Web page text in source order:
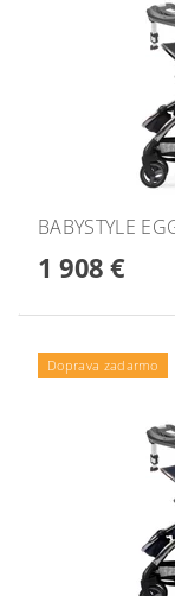
BABYSTYLE
1 908 €
Doprava zadarmo